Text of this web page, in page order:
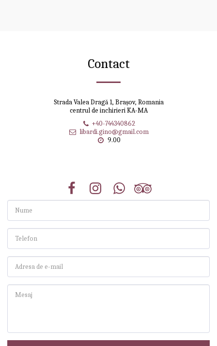
Contact
Strada Valea Dragă 1, Brașov, Romania
centrul de inchirieri KA-MA
+40-744340862
libardi.gino@gmail.com
9.00